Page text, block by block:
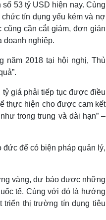
53 tỷ USD hiện nay. Cùng
tín dụng yếu kém và nợ
cần cắt giảm, đơn giản
doanh nghiệp.
năm 2018 tại hội nghị, Thủ
tỷ giá phải tiếp tục được điều
thực hiện cho được cam kết
trong trung và dài hạn” –
để có biện pháp quản lý,
vàng, dự báo được những
tế. Cùng với đó là hướng
triển thị trường tín dụng tiêu